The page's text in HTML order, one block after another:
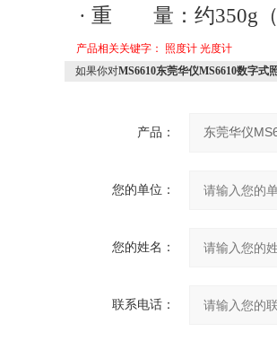
· 重 量：约350g（
产品相关关键字： 照度计 光度计
如果你对MS6610东莞华仪MS6610数字式
产品：
您的单位：
您的姓名：
联系电话：